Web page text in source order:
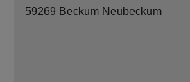
59269 Beckum Neubeckum